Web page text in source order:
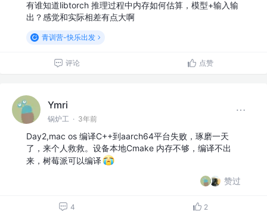
有谁知道libtorch 推理过程中内存如何估算，模型+输入输
出？感觉和实际相差有点大啊
青训营-快乐出发
评论 点赞
Ymri
锅炉工 · 3年前
Day2,mac os 编译C++到aarch64平台失败，琢磨一天
了，来个人救救。设备本地Cmake 内存不够，编译不出
来，树莓派可以编译
赞过
4 2